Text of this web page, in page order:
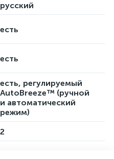
русский
есть
есть
есть, регулируемый
AutoBreeze™ (ручной
и автоматический
режим)
2